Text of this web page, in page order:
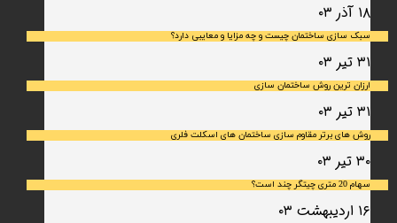
۱۸ آذر ۰۳
سبک سازی ساختمان چیست و چه مزایا و معایبی دارد؟
۳۱ تیر ۰۳
ارزان ترین روش ساختمان سازی
۳۱ تیر ۰۳
روش های برتر مقاوم سازی ساختمان های اسکلت فلری
۳۰ تیر ۰۳
سهام 20 متری چیتگر چند است؟
۱۶ اردیبهشت ۰۳